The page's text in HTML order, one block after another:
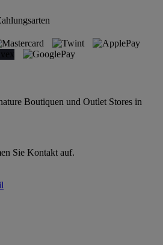
Boutiquen und Outlet Stores in
Sie Kontakt auf.